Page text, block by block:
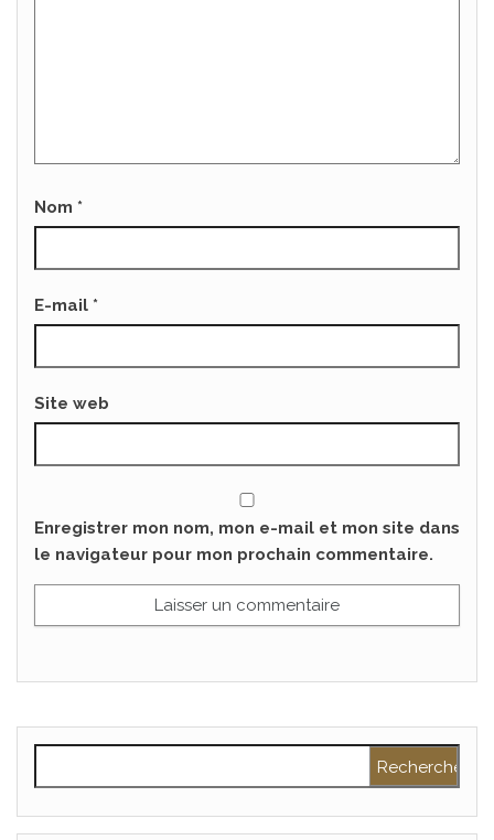
Nom *
E-mail *
Site web
Enregistrer mon nom, mon e-mail et mon site dans
le navigateur pour mon prochain commentaire.